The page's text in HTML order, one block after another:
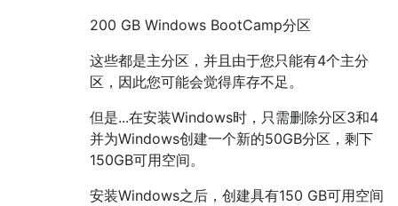
200 GB Windows BootCamp分区
这些都是主分区，并且由于您只能有4个主分
区，因此您可能会觉得库存不足。
但是...在安装Windows时，只需删除分区3和4
并为Windows创建一个新的50GB分区，剩下
150GB可用空间。
安装Windows之后，创建具有150 GB可用空间